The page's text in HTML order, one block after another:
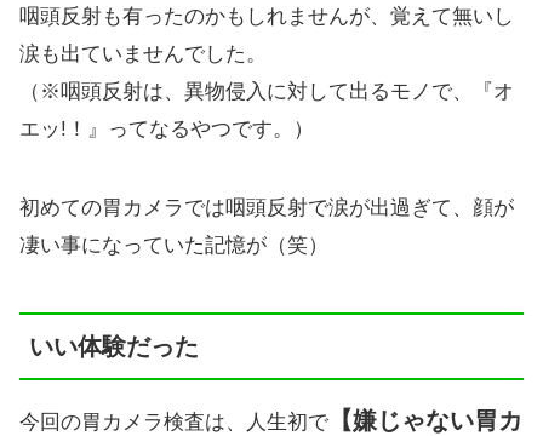
咽頭反射も有ったのかもしれませんが、覚えて無いし
涙も出ていませんでした。
（※咽頭反射は、異物侵入に対して出るモノで、『オ
エッ!！』ってなるやつです。）
初めての胃カメラでは咽頭反射で涙が出過ぎて、顔が
凄い事になっていた記憶が（笑）
いい体験だった
今回の胃カメラ検査は、人生初で 【嫌じゃない胃カ